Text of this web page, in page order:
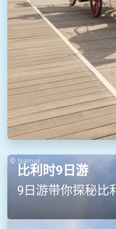
比利时9日游
9日游带你探秘比
© Namur